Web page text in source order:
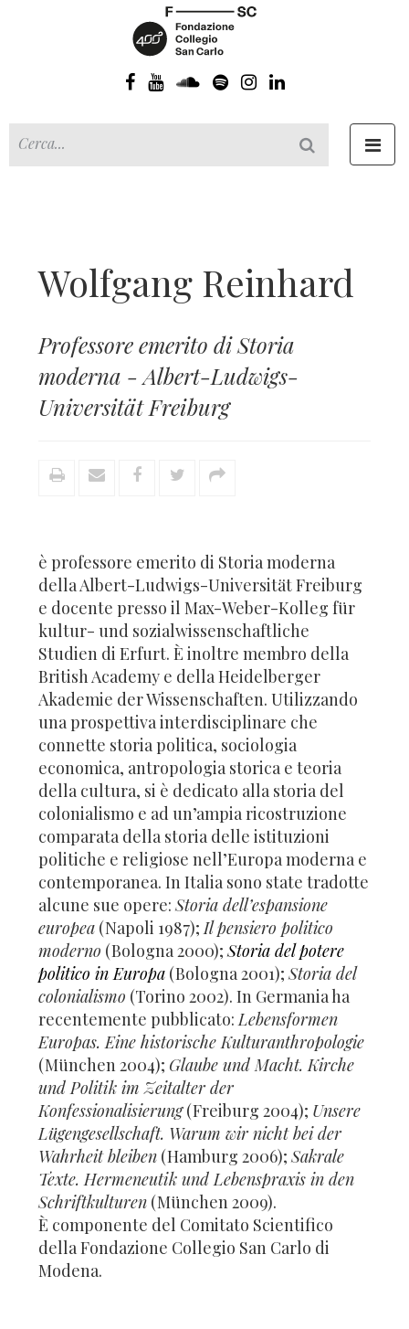
Wolfgang Reinhard
Professore emerito di Storia
moderna - Albert-Ludwigs-
Universität Freiburg
è professore emerito di Storia moderna
della Albert-Ludwigs-Universität Freiburg
e docente presso il Max-Weber-Kolleg für
kultur- und sozialwissenschaftliche
Studien di Erfurt. È inoltre membro della
British Academy e della Heidelberger
Akademie der Wissenschaften. Utilizzando
una prospettiva interdisciplinare che
connette storia politica, sociologia
economica, antropologia storica e teoria
della cultura, si è dedicato alla storia del
colonialismo e ad un’ampia ricostruzione
comparata della storia delle istituzioni
politiche e religiose nell’Europa moderna e
contemporanea. In Italia sono state tradotte
alcune sue opere:Storia dell’espansione
europea (Napoli 1987);Il pensiero politico
moderno (Bologna 2000);Storia del potere
politico in Europa (Bologna 2001);Storia del
colonialismo (Torino 2002). In Germania ha
recentemente pubblicato:Lebensformen
Europas. Eine historische Kulturanthropologie
(München 2004); Glaube und Macht.Kirche
und Politik im Zeitalter der
Konfessionalisierung(Freiburg 2004); Unsere
Lügengesellschaft. Warum wir nicht bei der
Wahrheit bleiben (Hamburg 2006);Sakrale
Texte. Hermeneutik und Lebenspraxis in den
Schriftkulturen (München 2009).
È componente del Comitato Scientifico
della Fondazione Collegio San Carlo di
Modena.